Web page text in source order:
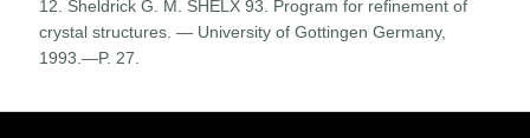
12. Sheldrick G. M. SHELX 93. Program for refinement of
crystal structures. — University of Gottingen Germany,
1993.—P. 27.